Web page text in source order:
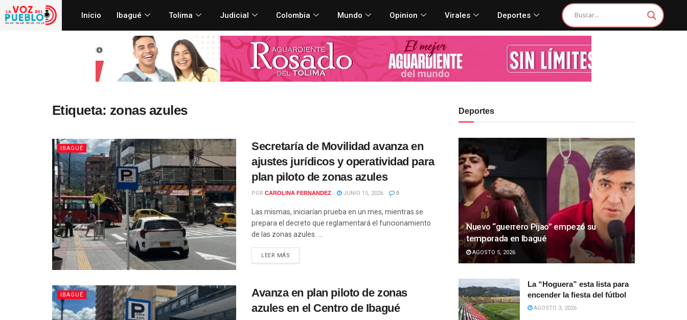
Inicio Ibagué Tolima Judicial Colombia Mundo Opinion Virales Deportes
Etiqueta: zonas azules
IBAGUÉ
Secretaría de Movilidad avanza en
ajustes jurídicos y operatividad para
plan piloto de zonas azules
POR CAROLINA FERNANDEZ JUNIO 15, 2026 0
Las mismas, iniciarían prueba en un mes, mientras se
prepara el decreto que reglamentará el funcionamiento
de las zonas azules. ...
LEER MÁS
IBAGUÉ
Avanza en plan piloto de zonas
azules en el Centro de Ibagué
Deportes
Nuevo “guerrero Pijao” empezó su
temporada en Ibagué
AGOSTO 5, 2026
La “Hoguera” esta lista para
encender la fiesta del fútbol
AGOSTO 3, 2026